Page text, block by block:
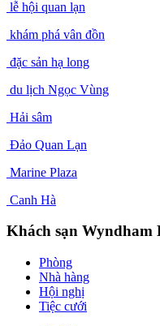
lễ hội quan lạn
khám phá vân đồn
đặc sản hạ long
du lịch Ngọc Vùng
Hải sâm
Đảo Quan Lạn
Marine Plaza
Canh Hà
Khách sạn Wyndham
Phòng
Nhà hàng
Hội nghị
Tiệc cưới